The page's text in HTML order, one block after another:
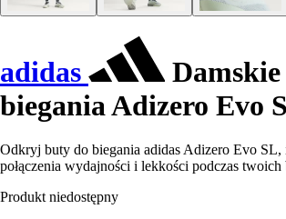
adidas
biegania Adizero Evo
Odkryj buty do biegania adidas Adizero Evo SL,
połączenia wydajności i lekkości podczas twoich
Produkt niedostępny